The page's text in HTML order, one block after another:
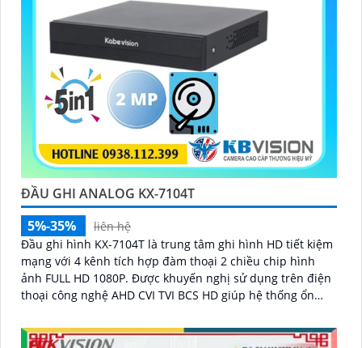
ĐẦU GHI ANALOG KX-7104T
5%-35%
liên hệ
Đầu ghi hình KX-7104T là trung tâm ghi hình HD tiết kiệm
mạng với 4 kênh tích hợp đàm thoại 2 chiều chip hình
ảnh FULL HD 1080P. Được khuyến nghị sử dụng trên điện
thoại công nghệ AHD CVI TVI BCS HD giúp hệ thống ổn